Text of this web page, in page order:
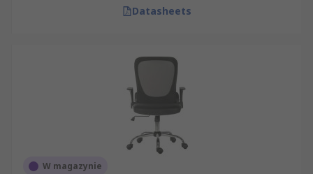
Datasheets
W magazynie